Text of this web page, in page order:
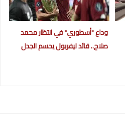
وداع "أسطوري" في انتظار محمد
صلاح.. قائد ليفربول يحسم الجدل